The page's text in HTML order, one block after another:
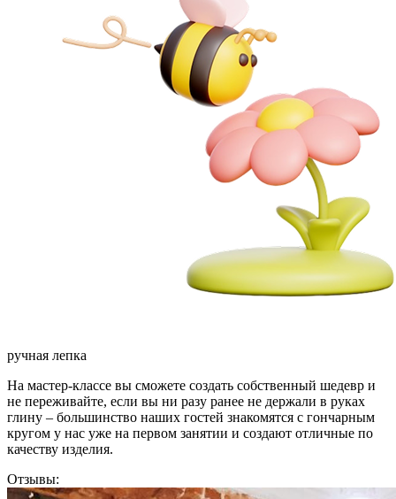
ручная лепка
На мастер-классе вы сможете создать собственный шедевр и
не переживайте, если вы ни разу ранее не держали в руках
глину – большинство наших гостей знакомятся с гончарным
кругом у нас уже на первом занятии и создают отличные по
качеству изделия.
Отзывы: